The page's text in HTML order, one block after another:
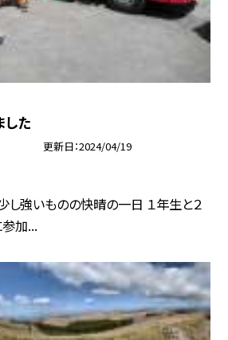
した
更新日 2024/04/19
し強いものの快晴の一日 １年生と２
加...